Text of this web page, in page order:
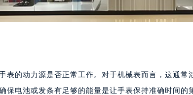
表的动力源是否正常工作。对于机械表而言，这通
保电池或发条有足够的能量是让手表保持准确时间的